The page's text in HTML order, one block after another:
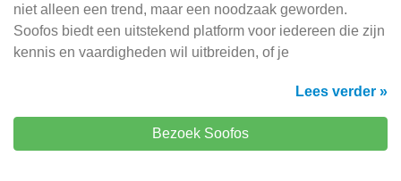
niet alleen een trend, maar een noodzaak geworden.
Soofos biedt een uitstekend platform voor iedereen die zijn
kennis en vaardigheden wil uitbreiden, of je
Lees verder »
Bezoek Soofos